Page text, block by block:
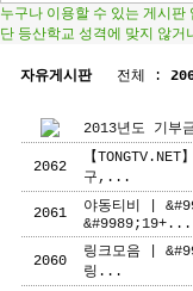
누구나 이용할 수 있는 게시판
단 등산학교 성격에 맞지 않
자유게시판전체 :
2013년도 기부
2062
【
구,...
2061
야동티비 |
&#9989;19+...
2060
링크모음 |
링...